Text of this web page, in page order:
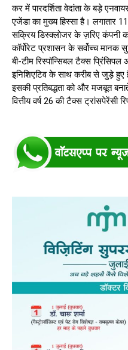
कर में पारदर्शिता वेदांता के बड़े
एजेंडा का मुख्य हिस्सा है। लगातार
सक्रिय डिस्क्लोजर के ज़रिए कंपनी
कॉर्पोरेट प्रशासन के सर्वोच्च मानक
बी-टीम रिस्पॉन्सिबल टैक्स
इनिशिएटिव के साथ करीब से जुड़े हुए
इसकी प्रतिबद्धता को और मजबूत
वित्तीय वर्ष 26 की टैक्स ट्रांसपेरेंसी